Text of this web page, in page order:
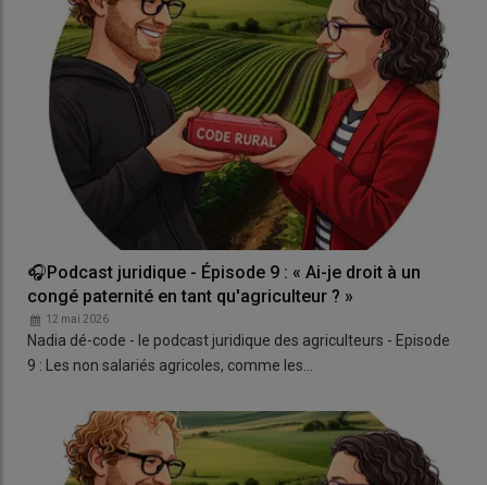
🎧Podcast juridique - Épisode 9 : « Ai-je droit à un
congé paternité en tant qu'agriculteur ? »
12 mai 2026
Nadia dé-code - le podcast juridique des agriculteurs - Episode
9 : Les non salariés agricoles, comme les…